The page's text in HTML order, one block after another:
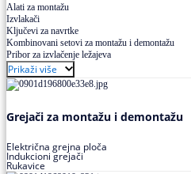
Alati za montažu
Izvlakači
Ključevi za navrtke
Kombinovani setovi za montažu i demontažu
Pribor za izvlačenje ležajeva
Prikaži više
Grejači za montažu i demontažu
Električna grejna ploča
Indukcioni grejači
Rukavice